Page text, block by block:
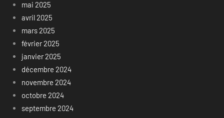
mai 2025
avril 2025
mars 2025
février 2025
janvier 2025
décembre 2024
novembre 2024
octobre 2024
septembre 2024